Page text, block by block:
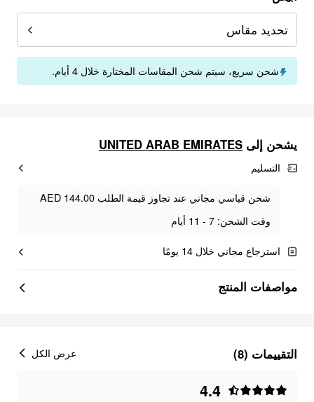
تحديد مقاس
شحن سريع، سيتم شحن المقاسات المختارة خلال 4 أيام.
يشحن إلى UNITED ARAB EMIRATES
التسليم
شحن قياسي مجاني عند تجاوز قيمة الطلب AED 144.00
وقت الشحن: 7 - 11 أيام
استرجاع مجاني خلال 14 يومًا
مواصفات المنتج
التقييمات (8)
4.4
عرض الكل